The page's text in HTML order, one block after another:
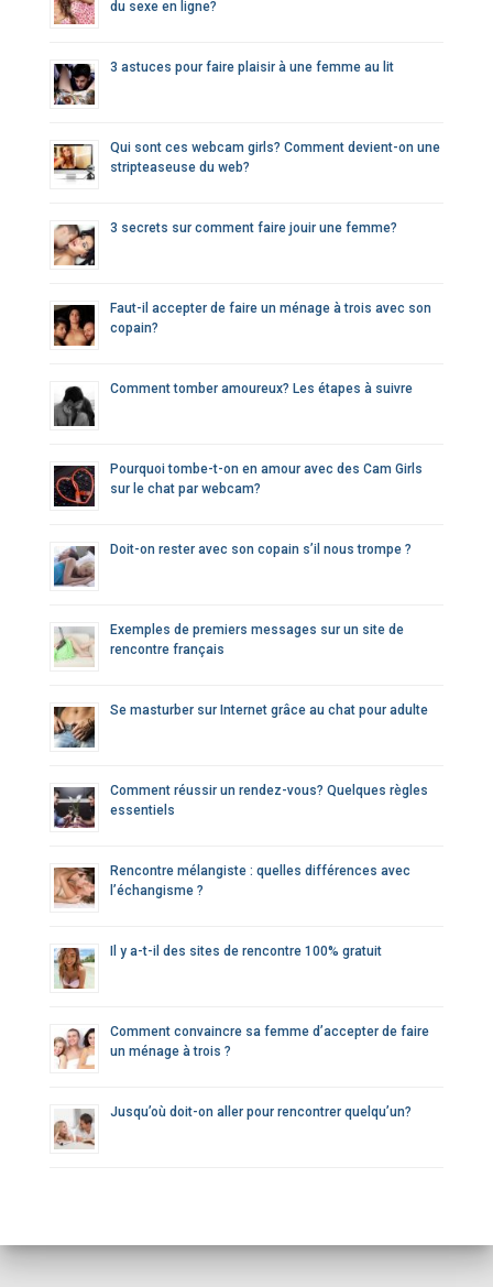
du sexe en ligne?
3 astuces pour faire plaisir à une femme au lit
Qui sont ces webcam girls? Comment devient-on une
stripteaseuse du web?
3 secrets sur comment faire jouir une femme?
Faut-il accepter de faire un ménage à trois avec son
copain?
Comment tomber amoureux? Les étapes à suivre
Pourquoi tombe-t-on en amour avec des Cam Girls
sur le chat par webcam?
Doit-on rester avec son copain s’il nous trompe ?
Exemples de premiers messages sur un site de
rencontre français
Se masturber sur Internet grâce au chat pour adulte
Comment réussir un rendez-vous? Quelques règles
essentiels
Rencontre mélangiste : quelles différences avec
l’échangisme ?
Il y a-t-il des sites de rencontre 100% gratuit
Comment convaincre sa femme d’accepter de faire
un ménage à trois ?
Jusqu’où doit-on aller pour rencontrer quelqu’un?